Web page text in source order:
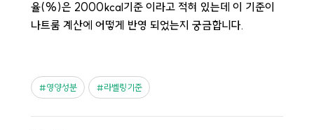
율(%)은 2000kcal기준 이라고 적혀 있는데 이 기준이
나트룸 계산에 어떻게 반영 되었는지 궁금합니다.
영양성분 라벨링기준